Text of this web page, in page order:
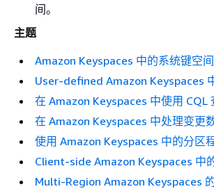
间。
主题
Amazon Keyspaces 中的系统键空间
User-defined Amazon Keyspaces
在 Amazon Keyspaces 中使用 CQL
在 Amazon Keyspaces 中处理变更
使用 Amazon Keyspaces 中的分区
Client-side Amazon Keyspaces 中
Multi-Region Amazon Keyspaces